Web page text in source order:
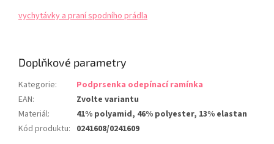
vychytávky a praní spodního prádla
Doplňkové parametry
Kategorie:
Podprsenka odepínací ramínka
EAN:
Zvolte variantu
Materiál:
41% polyamid, 46% polyester, 13% elastan
Kód produktu: 0241608/0241609